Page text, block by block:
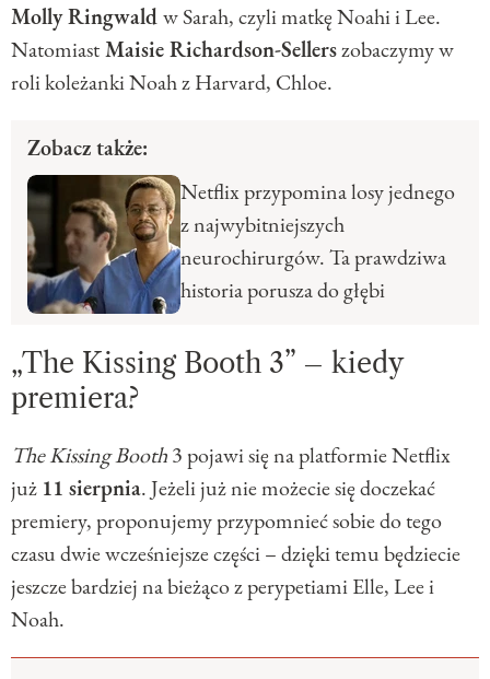
Molly Ringwaldw Sarah, czyli matkę Noahi i Lee.
NatomiastMaisie Richardson-Sellerszobaczymy w
roli koleżanki Noah z Harvard, Chloe.
Zobacz także:
Netflix przypomina losy jednego
z najwybitniejszych
neurochirurgów. Ta prawdziwa
historia porusza do głębi
„The Kissing Booth 3” – kiedy
premiera?
The Kissing Booth3 pojawi się na platformie Netflix
już 11 sierpnia. Jeżeli już nie możecie się doczekać
premiery, proponujemy przypomnieć sobie do tego
czasu dwie wcześniejsze części – dzięki temu będziecie
jeszcze bardziej na bieżąco z perypetiami Elle, Lee i
Noah.